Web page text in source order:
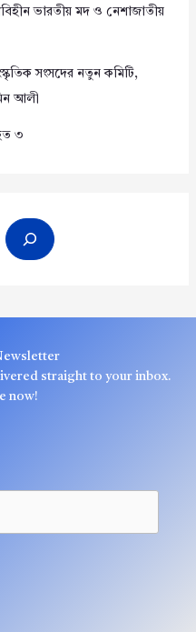
ভারতীয় মদ ও নেশাজাতীয়
সংসদের নতুন কমিটি,
আলী
৩
straight to your inbox.
now!